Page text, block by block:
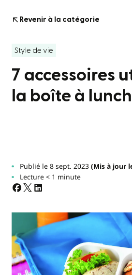
Revenir à la catégorie
Style de vie
7 accessoires
la boîte à lunch
Publié le 8 sept. 2023(Mis à jour
Lecture < 1 minute